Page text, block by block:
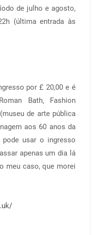
de julho e agosto,
(última entrada às
por £ 20,00 e é
Bath, Fashion
de arte pública
aos 60 anos da
usar o ingresso
apenas um dia lá
meu caso, que morei